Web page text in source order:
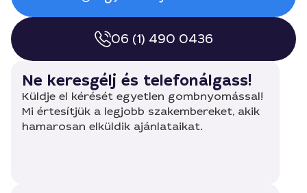
06 (1) 490 0436
Ne keresgélj és telefonálgass!
Küldje el kérését egyetlen gombnyomással!
Mi értesítjük a legjobb szakembereket, akik
hamarosan elküldik ajánlataikat.